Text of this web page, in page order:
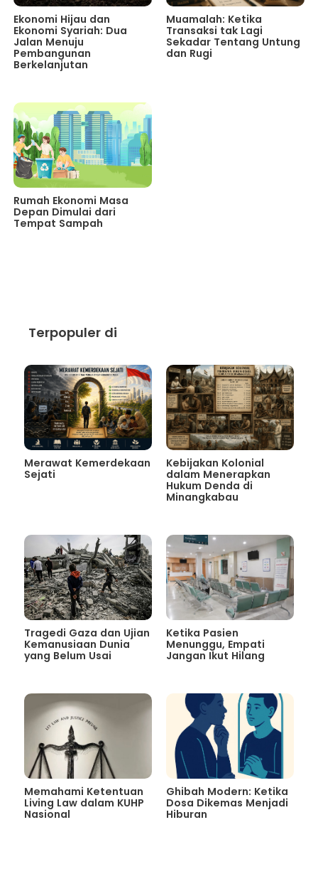
Ekonomi Hijau dan
Ekonomi Syariah: Dua
Jalan Menuju
Pembangunan
Berkelanjutan
Muamalah: Ketika
Transaksi tak Lagi
Sekadar Tentang Untung
dan Rugi
Rumah Ekonomi Masa
Depan Dimulai dari
Tempat Sampah
Terpopuler di
Merawat Kemerdekaan
Sejati
Kebijakan Kolonial
dalam Menerapkan
Hukum Denda di
Minangkabau
Tragedi Gaza dan Ujian
Kemanusiaan Dunia
yang Belum Usai
Ketika Pasien
Menunggu, Empati
Jangan Ikut Hilang
Memahami Ketentuan
Living Law dalam KUHP
Nasional
Ghibah Modern: Ketika
Dosa Dikemas Menjadi
Hiburan